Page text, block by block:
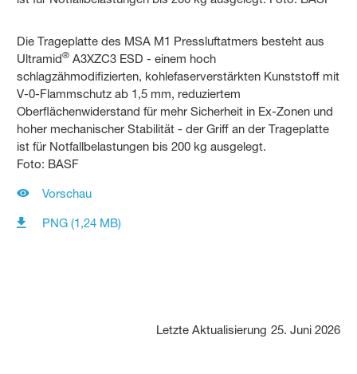
Die Trageplatte des MSA M1 Pressluftatmers besteht aus
Ultramid® A3XZC3 ESD - einem hoch
schlagzähmodifizierten, kohlefaserverstärkten Kunststoff mit
V‑0‑Flammschutz ab 1,5 mm, reduziertem
Oberflächenwiderstand für mehr Sicherheit in Ex-Zonen und
hoher mechanischer Stabilität - der Griff an der Trageplatte
ist für Notfallbelastungen bis 200 kg ausgelegt.
Foto: BASF
Vorschau
PNG (1,24 MB)
Letzte Aktualisierung 25. Juni 2026